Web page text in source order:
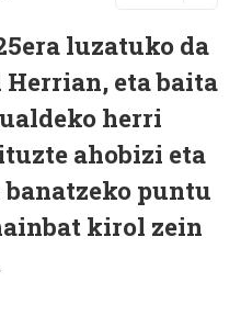
luzatuko da
eta baita
herri
ahobizi eta
puntu
kirol zein